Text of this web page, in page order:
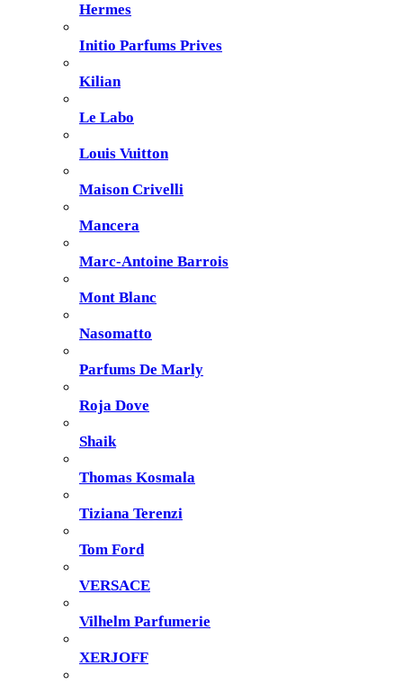
Hermes
Initio Parfums Prives
Kilian
Le Labo
Louis Vuitton
Maison Crivelli
Mancera
Marc-Antoine Barrois
Mont Blanc
Nasomatto
Parfums De Marly
Roja Dove
Shaik
Thomas Kosmala
Tiziana Terenzi
Tom Ford
VERSACE
Vilhelm Parfumerie
XERJOFF